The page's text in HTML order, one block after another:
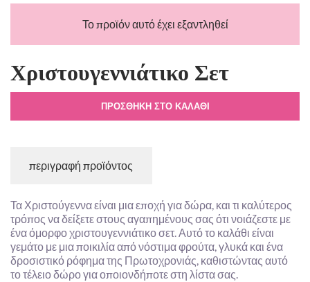
Το προϊόν αυτό έχει εξαντληθεί
Χριστουγεννιάτικο Σετ
ΠΡΟΣΘΉΚΗ ΣΤΟ ΚΑΛΆΘΙ
περιγραφή προϊόντος
Τα Χριστούγεννα είναι μια εποχή για δώρα, και τι καλύτερος
τρόπος να δείξετε στους αγαπημένους σας ότι νοιάζεστε με
ένα όμορφο χριστουγεννιάτικο σετ. Αυτό το καλάθι είναι
γεμάτο με μια ποικιλία από νόστιμα φρούτα, γλυκά και ένα
δροσιστικό ρόφημα της Πρωτοχρονιάς, καθιστώντας αυτό
το τέλειο δώρο για οποιονδήποτε στη λίστα σας.